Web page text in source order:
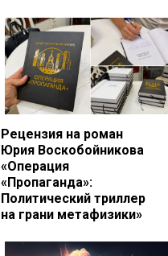
Рецензия на роман
Юрия Воскобойникова
«Операция
«Пропаганда»:
Политический триллер
на грани метафизики»